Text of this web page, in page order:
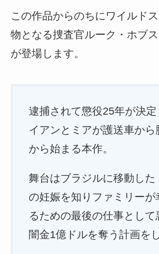
この作品からのちにワイルド
物となる捜査官ルーク・ホブ
が登場します。
逮捕されて懲役25年が決
イアンとミアが護送車から
から始まる本作。
舞台はブラジルに移動した
の妊娠を知りファミリーが
るための最後の仕事とし
闇金1億ドルを奪う計画を